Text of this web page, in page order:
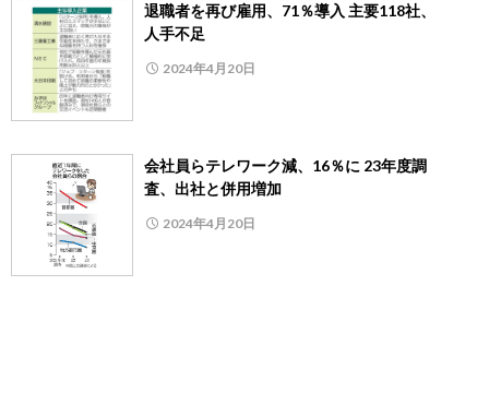
退職者を再び雇用、71％導入 主要118社、
人手不足
2024年4月20日
会社員らテレワーク減、16％に 23年度調
査、出社と併用増加
2024年4月20日